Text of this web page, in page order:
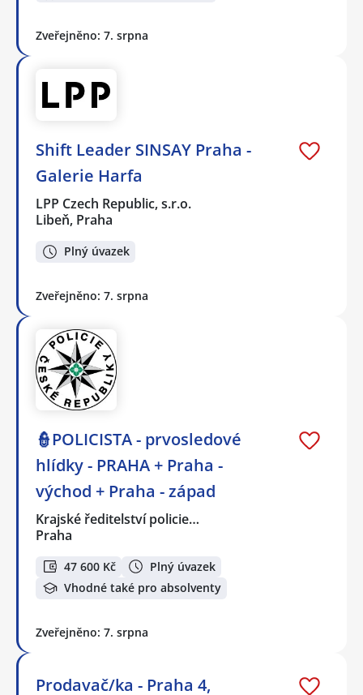
Zveřejněno: 7. srpna
Shift Leader SINSAY Praha -
Galerie Harfa
LPP Czech Republic, s.r.o.
Libeň, Praha
Plný úvazek
Zveřejněno: 7. srpna
👮POLICISTA - prvosledové
hlídky - PRAHA + Praha -
východ + Praha - západ
Krajské ředitelství policie…
Praha
47 600 Kč
Plný úvazek
Vhodné také pro absolventy
Zveřejněno: 7. srpna
Prodavač/ka - Praha 4,